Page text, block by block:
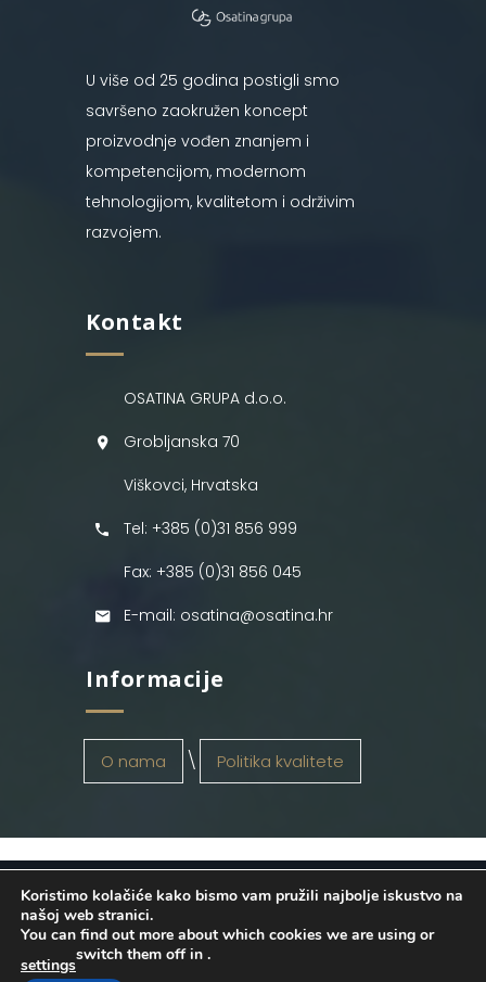
U više od 25 godina postigli smo
savršeno zaokružen koncept
proizvodnje vođen znanjem i
kompetencijom, modernom
tehnologijom, kvalitetom i održivim
razvojem.
Kontakt
OSATINA GRUPA d.o.o.
Grobljanska 70
Viškovci, Hrvatska
Tel: +385 (0)31 856 999
Fax: +385 (0)31 856 045
E-mail: osatina@osatina.hr
Informacije
O nama Politika kvalitete
OSATINA GRUPA d.o.o. 2026
. Configured
byINFOS Osijek. Sva prava pridržana.
Koristimo kolačiće kako bismo vam pružili najbolje iskustvo na
našoj web stranici.
You can find out more about which cookies we are using or
switch them off in
settings
.